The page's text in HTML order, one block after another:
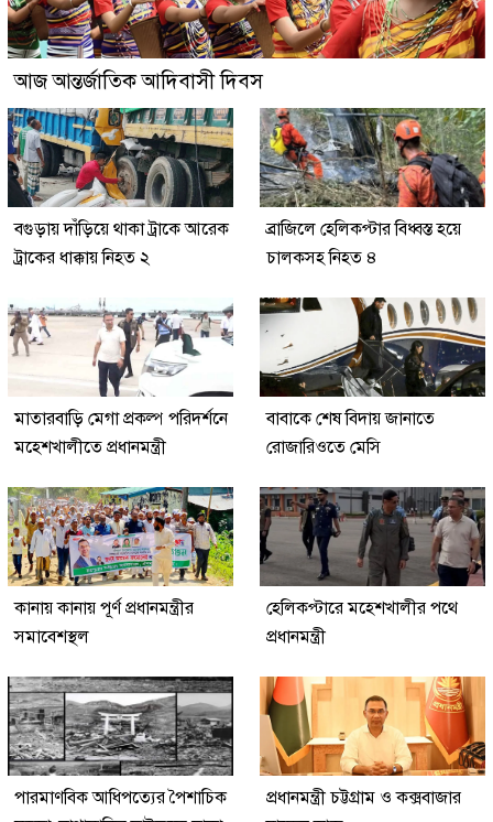
আজ আন্তর্জাতিক আদিবাসী দিবস
বগুড়ায় দাঁড়িয়ে থাকা ট্রাকে আরেক
ট্রাকের ধাক্কায় নিহত ২
ব্রাজিলে হেলিকপ্টার বিধ্বস্ত হয়ে
চালকসহ নিহত ৪
মাতারবাড়ি মেগা প্রকল্প পরিদর্শনে
মহেশখালীতে প্রধানমন্ত্রী
বাবাকে শেষ বিদায় জানাতে
রোজারিওতে মেসি
কানায় কানায় পূর্ণ প্রধানমন্ত্রীর
সমাবেশস্থল
হেলিকপ্টারে মহেশখালীর পথে
প্রধানমন্ত্রী
পারমাণবিক আধিপত্যের পৈশাচিক
প্রধানমন্ত্রী চট্টগ্রাম ও কক্সবাজার